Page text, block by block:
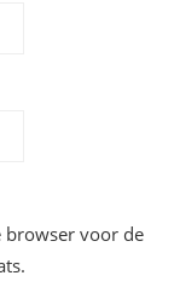
browser voor de